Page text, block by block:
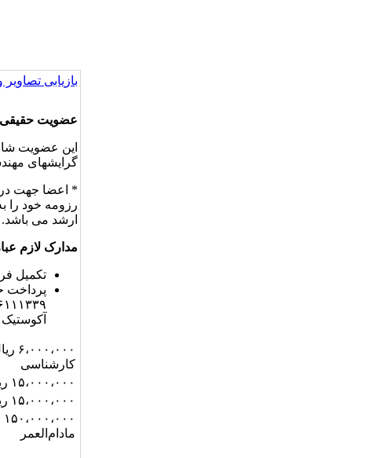
بازیابی
عضویت حقیقی
این عضویت
گرایشهای
* اعضا جهت
ارشد می باشد.
مدارک لازم
تکمیل
پرداخت
کارشناسی
۱۵،۰۰۰،۰۰۰ ریال برای اعضای وابسته
۱۵،۰۰۰،۰۰۰ ریال برای اعضای پیوسته
مادام‌العمر